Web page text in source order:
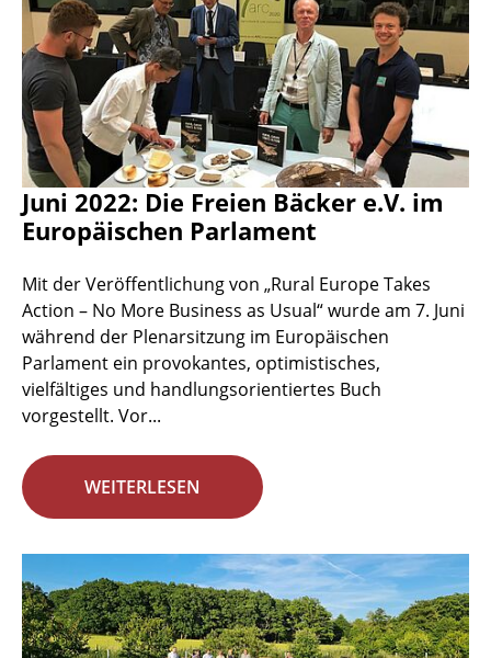
Juni 2022: Die Freien Bäcker e.V. im
Europäischen Parlament
Mit der Veröffentlichung von „Rural Europe Takes
Action – No More Business as Usual“ wurde am 7. Juni
während der Plenarsitzung im Europäischen
Parlament ein provokantes, optimistisches,
vielfältiges und handlungsorientiertes Buch
vorgestellt. Vor...
WEITERLESEN